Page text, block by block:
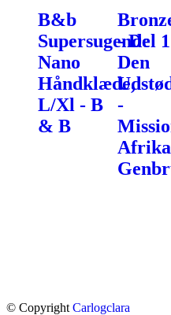
B&b
Supersugende
Nano
Håndklæde,
L/Xl - B
& B
- Del
Den
-
Afrika
© Copyright Carlogclara